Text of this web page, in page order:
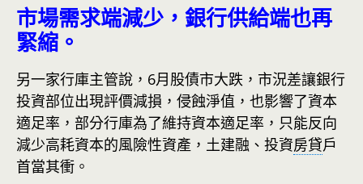
市場需求端減少，銀行供給端也再
緊縮。
另一家行庫主管說，6月股債市大跌，市況差讓銀行
投資部位出現評價減損，侵蝕淨值，也影響了資本
適足率，部分行庫為了維持資本適足率，只能反向
減少高耗資本的風險性資產，土建融、投資房貸戶
首當其衝。